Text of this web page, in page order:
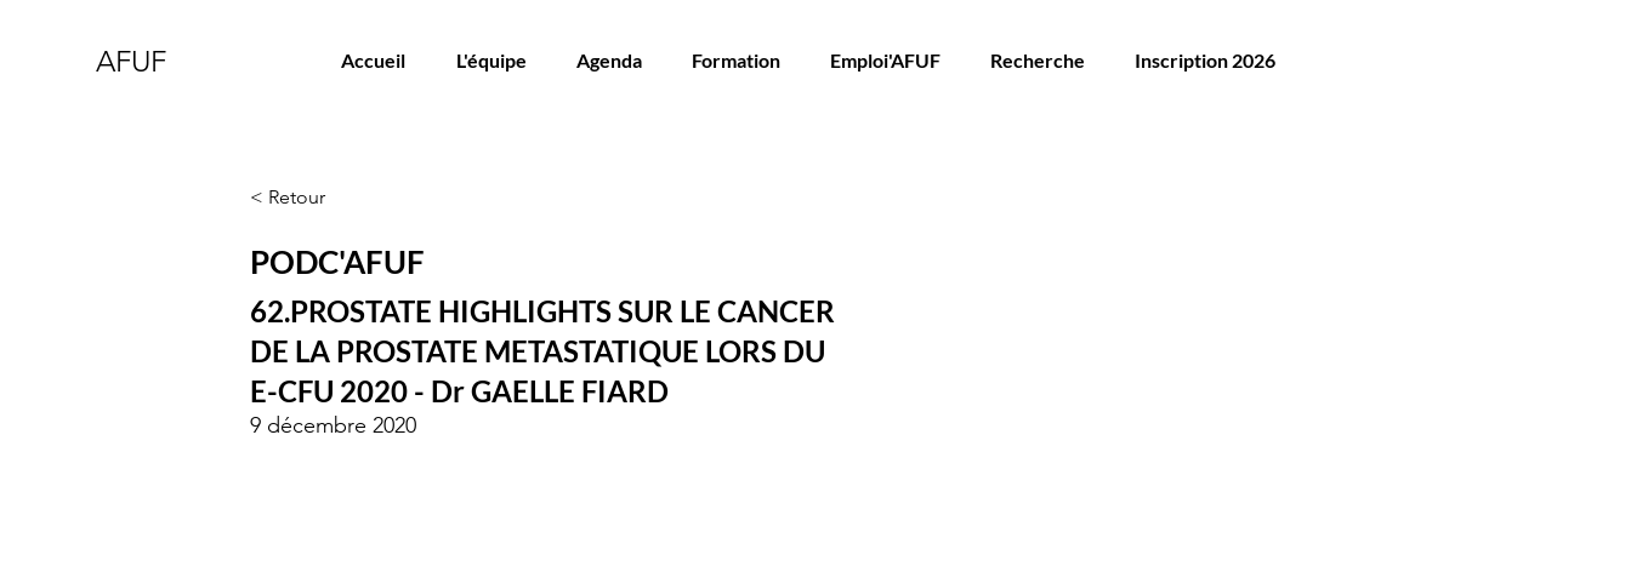
AFUF Accueil L'équipe Agenda Formation Emploi'AFUF Recherche Inscription 2026
< Retour
PODC'AFUF
62.PROSTATE HIGHLIGHTS SUR LE CANCER
DE LA PROSTATE METASTATIQUE LORS DU
E-CFU 2020 - Dr GAELLE FIARD
9 décembre 2020